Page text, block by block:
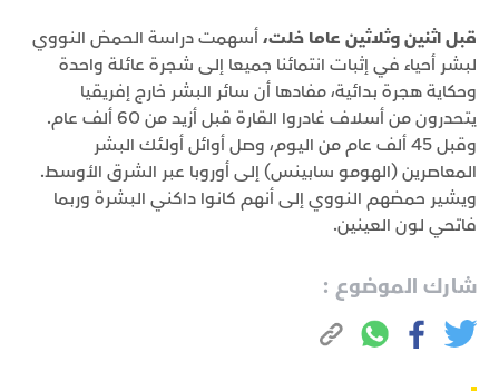
قبل اثنين وثلاثين عاما خلت،أسهمت دراسة الحمض النووي
لبشر أحياء في إثبات انتمائنا جميعا إلى شجرة عائلة واحدة
وحكاية هجرة بدائية، مفادها أن سائر البشر خارج إفريقيا
يتحدرون من أسلاف غادروا القارة قبل أزيد من 60 ألف عام.
وقبل 45 ألف عام من اليوم، وصل أوائل أولئك البشر
المعاصرين (الهومو سابينس) إلى أوروبا عبر الشرق الأوسط.
ويشير حمضهم النووي إلى أنهم كانوا داكني البشرة وربما
فاتحي لون العينين.
شارك الموضوع :